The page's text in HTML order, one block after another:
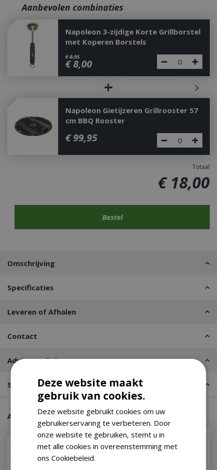
Aanbevolen combinaties
Napoleon 3-zijdige Korte Grillborstel
met Koperen Borstels
€ 8,95
€ 8,00
+
Napoleon Gietijzeren Grillrooster 57
cm BBQ Rooster
€ 99,95
Totaal
€ 18,00
Omschrijving
Specificaties
Leveren of Afhalen
Contact
Advies nodig?
Stel een vraag
Aanraders van onze klanten
Deze website maakt
gebruik van cookies.
Deze website gebruikt cookies om uw
gebruikerservaring te verbeteren. Door
onze website te gebruiken, stemt u in
met alle cookies in overeenstemming met
ons Cookiebeleid.